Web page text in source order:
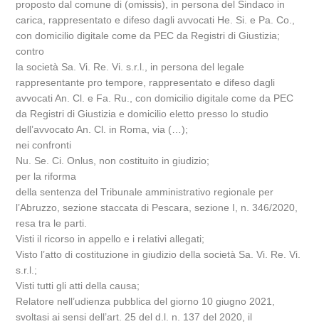
proposto dal comune di (omissis), in persona del Sindaco in
carica, rappresentato e difeso dagli avvocati He. Si. e Pa. Co.,
con domicilio digitale come da PEC da Registri di Giustizia;
contro
la società Sa. Vi. Re. Vi. s.r.l., in persona del legale
rappresentante pro tempore, rappresentato e difeso dagli
avvocati An. Cl. e Fa. Ru., con domicilio digitale come da PEC
da Registri di Giustizia e domicilio eletto presso lo studio
dell’avvocato An. Cl. in Roma, via (…);
nei confronti
Nu. Se. Ci. Onlus, non costituito in giudizio;
per la riforma
della sentenza del Tribunale amministrativo regionale per
l’Abruzzo, sezione staccata di Pescara, sezione I, n. 346/2020,
resa tra le parti.
Visti il ricorso in appello e i relativi allegati;
Visto l’atto di costituzione in giudizio della società Sa. Vi. Re. Vi.
s.r.l.;
Visti tutti gli atti della causa;
Relatore nell’udienza pubblica del giorno 10 giugno 2021,
svoltasi ai sensi dell’art. 25 del d.l. n. 137 del 2020, il